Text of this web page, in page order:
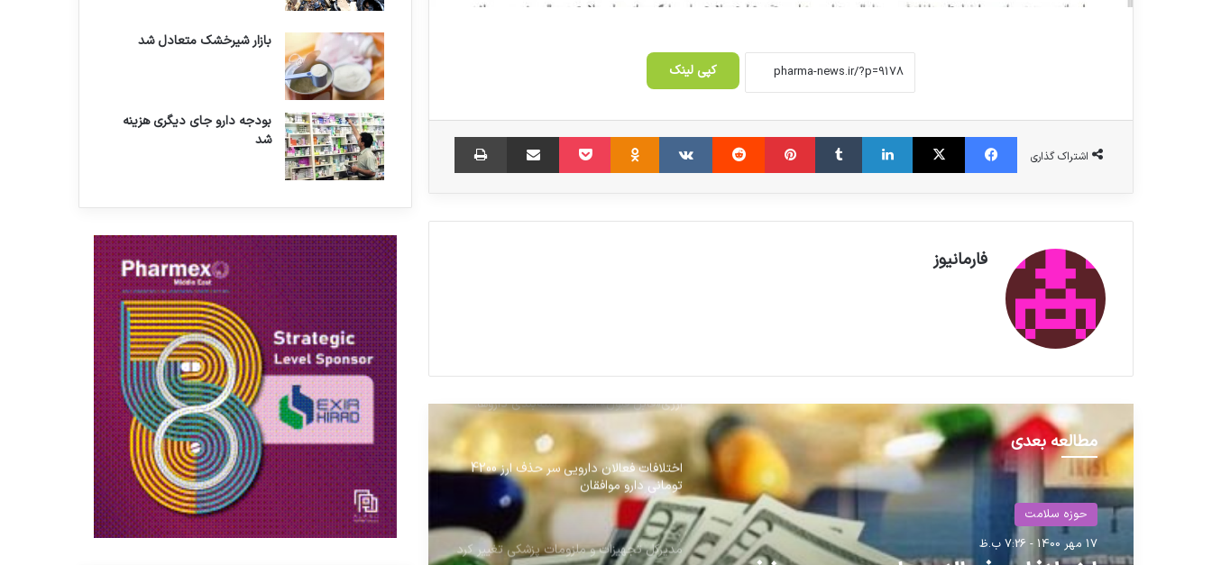
کپی لینک
اشتراک گذاری
فیس بوک X لینکدین ‫تامبلر ‫پین‌ترست ‫رددیت ‫VKontakte
‫Odnoklassniki پاکت اشتراک گذاری از طریق ایمیل
فارمانیوز
مطالعه بعدی
حوزه سلامت
17 مهر 1400 - 7:26 ب.ظ
تومانی دارو موافقان
مراسم افتتاحیه مرکز تحقیقات کیمیا نوین
ارزی«قابل قبول» است/ دسته‌بندی داروها؛
تصمیم سخت اما ضروری
اختلافات فعالان دارویی سر حذف ارز 4200
تومانی دارو موافقان
مدیرکل تجهیزات و ملزومات پزشکی تغییر کرد
بازار شیرخشک متعادل شد
بودجه دارو جای دیگری هزینه
شد